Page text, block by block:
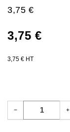
3,75 €
3,75 €
3,75 € HT
− +